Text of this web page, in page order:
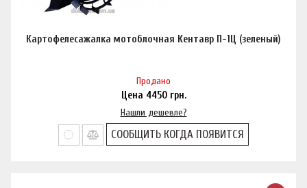
Картофелесажалка мотоблочная Кентавр П-1Ц (зеленый)
Продано
Цена 4450грн.
Нашли дешевле?
СООБЩИТЬ КОГДА ПОЯВИТСЯ